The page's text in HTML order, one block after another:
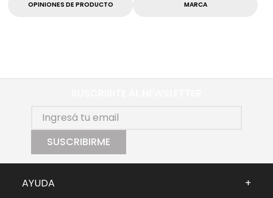
.
medias
OPINIONES DE PRODUCTO MARCA
SUSCRIBIRME
AYUDA +